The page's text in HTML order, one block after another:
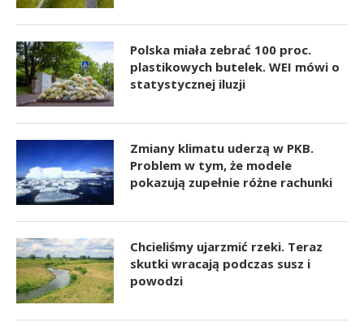
Polska miała zebrać 100 proc.
plastikowych butelek. WEI mówi o
statystycznej iluzji
Zmiany klimatu uderzą w PKB.
Problem w tym, że modele
pokazują zupełnie różne rachunki
Chcieliśmy ujarzmić rzeki. Teraz
skutki wracają podczas susz i
powodzi